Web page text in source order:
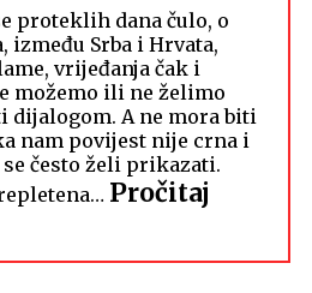
proteklih dana čulo, o
između Srba i Hrvata,
vrijeđanja čak i
možemo ili ne želimo
dijalogom. A ne mora biti
nam povijest nije crna i
često želi prikazati.
Pročitaj